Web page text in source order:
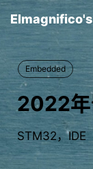
Embedded
2022年
STM32，IDE